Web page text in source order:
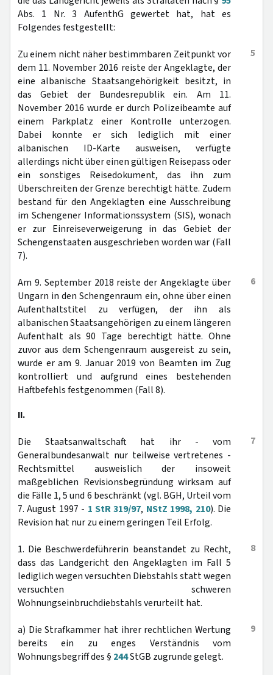
Abs. 1 Nr. 3 AufenthG gewertet hat, hat es
Folgendes festgestellt:
5
Zu einem nicht näher bestimmbaren Zeitpunkt vor
dem 11. November 2016 reiste der Angeklagte, der
eine albanische Staatsangehörigkeit besitzt, in
das Gebiet der Bundesrepublik ein. Am 11.
November 2016 wurde er durch Polizeibeamte auf
einem Parkplatz einer Kontrolle unterzogen.
Dabei konnte er sich lediglich mit einer
albanischen ID-Karte ausweisen, verfügte
allerdings nicht über einen gültigen Reisepass oder
ein sonstiges Reisedokument, das ihn zum
Überschreiten der Grenze berechtigt hätte. Zudem
bestand für den Angeklagten eine Ausschreibung
im Schengener Informationssystem (SIS), wonach
er zur Einreiseverweigerung in das Gebiet der
Schengenstaaten ausgeschrieben worden war (Fall
7).
6
Am 9. September 2018 reiste der Angeklagte über
Ungarn in den Schengenraum ein, ohne über einen
Aufenthaltstitel zu verfügen, der ihn als
albanischen Staatsangehörigen zu einem längeren
Aufenthalt als 90 Tage berechtigt hätte. Ohne
zuvor aus dem Schengenraum ausgereist zu sein,
wurde er am 9. Januar 2019 von Beamten im Zug
kontrolliert und aufgrund eines bestehenden
Haftbefehls festgenommen (Fall 8).
II.
7
Die Staatsanwaltschaft hat ihr - vom
Generalbundesanwalt nur teilweise vertretenes -
Rechtsmittel ausweislich der insoweit
maßgeblichen Revisionsbegründung wirksam auf
die Fälle 1, 5 und 6 beschränkt (vgl. BGH, Urteil vom
7. August 1997 - 1 StR 319/97, NStZ 1998, 210). Die
Revision hat nur zu einem geringen Teil Erfolg.
8
1. Die Beschwerdeführerin beanstandet zu Recht,
dass das Landgericht den Angeklagten im Fall 5
lediglich wegen versuchten Diebstahls statt wegen
versuchten schweren
Wohnungseinbruchdiebstahls verurteilt hat.
9
a) Die Strafkammer hat ihrer rechtlichen Wertung
bereits ein zu enges Verständnis vom
Wohnungsbegriff des § 244StGB zugrunde gelegt.